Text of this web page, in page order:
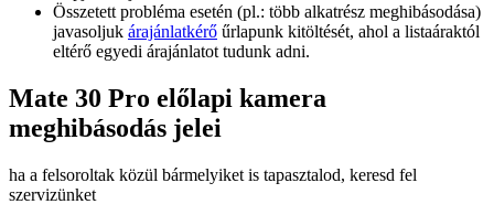
Összetett probléma esetén (pl.: több alkatrész meghibásodása)
javasoljuk árajánlatkérő űrlapunk kitöltését, ahol a listaáraktól
eltérő egyedi árajánlatot tudunk adni.
Mate 30 Pro előlapi kamera
meghibásodás jelei
ha a felsoroltak közül bármelyiket is tapasztalod, keresd fel
szervizünket